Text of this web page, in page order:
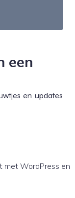
een
en updates
met WordPress en